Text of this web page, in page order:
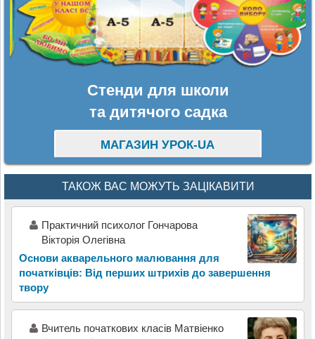
Стенди для школи
та дитячого садка
МАГАЗИН УРОК-UA
ТАКОЖ ВАС МОЖУТЬ ЗАЦІКАВИТИ
Практичний психолог Гончарова
Вікторія Олегівна
Основи акварельного малювання для
початківців: Від перших штрихів до завершення
твору
Вчитель початкових класів Матвіенко